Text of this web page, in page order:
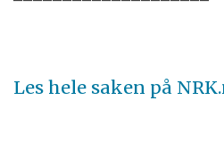
Les hele saken på